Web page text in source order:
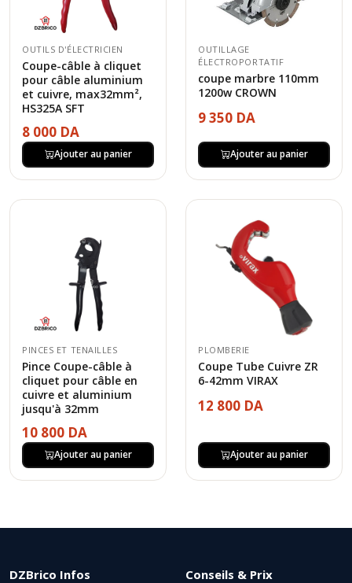
OUTILS D'ÉLECTRICIEN
Coupe-câble à cliquet
pour câble aluminium
et cuivre, max32mm²,
HS325A SFT
8 000 DA
Ajouter au panier
OUTILLAGE
ÉLECTROPORTATIF
coupe marbre 110mm
1200w CROWN
9 350 DA
Ajouter au panier
PINCES ET TENAILLES
Pince Coupe-câble à
cliquet pour câble en
cuivre et aluminium
jusqu'à 32mm
10 800 DA
Ajouter au panier
PLOMBERIE
Coupe Tube Cuivre ZR
6-42mm VIRAX
12 800 DA
Ajouter au panier
DZBrico Infos Conseils & Prix